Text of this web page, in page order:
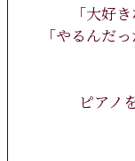
「大好
「やるんだ
ピアノ